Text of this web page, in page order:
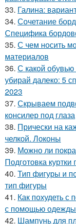
33. Галина:
34. Сочетание
Специфика
35. С чем носить
материалов
36. С какой
убирай далеко: 5
2023
37. Скрываем
консилер под глаза
38. Прически на
челкой. Локоны
39. Можно ли
Подготовка
40. Тип фигуры и
тип фигуры
41. Как похудеть
с помощью
42. Шампунь для